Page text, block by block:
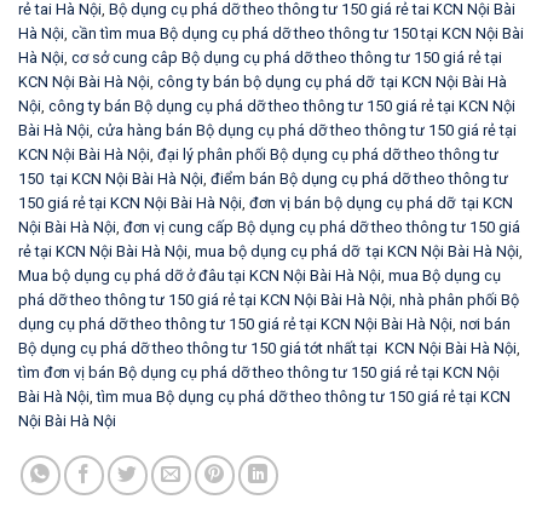
rẻ tai Hà Nội, Bộ dụng cụ phá dỡ theo thông tư 150 giá rẻ tai KCN Nội Bài
Hà Nội, cần tìm mua Bộ dụng cụ phá dỡ theo thông tư 150 tại KCN Nội Bài
Hà Nội, cơ sở cung câp Bộ dụng cụ phá dỡ theo thông tư 150 giá rẻ tại
KCN Nội Bài Hà Nội, công ty bán bộ dụng cụ phá dỡ tại KCN Nội Bài Hà
Nội, công ty bán Bộ dụng cụ phá dỡ theo thông tư 150 giá rẻ tại KCN Nội
Bài Hà Nội, cửa hàng bán Bộ dụng cụ phá dỡ theo thông tư 150 giá rẻ tại
KCN Nội Bài Hà Nội, đại lý phân phối Bộ dụng cụ phá dỡ theo thông tư
150 tại KCN Nội Bài Hà Nội, điểm bán Bộ dụng cụ phá dỡ theo thông tư
150 giá rẻ tại KCN Nội Bài Hà Nội, đơn vị bán bộ dụng cụ phá dỡ tại KCN
Nội Bài Hà Nội, đơn vị cung cấp Bộ dụng cụ phá dỡ theo thông tư 150 giá
rẻ tại KCN Nội Bài Hà Nội, mua bộ dụng cụ phá dỡ tại KCN Nội Bài Hà Nội,
Mua bộ dụng cụ phá dỡ ở đâu tại KCN Nội Bài Hà Nội, mua Bộ dụng cụ
phá dỡ theo thông tư 150 giá rẻ tại KCN Nội Bài Hà Nội, nhà phân phối Bộ
dụng cụ phá dỡ theo thông tư 150 giá rẻ tại KCN Nội Bài Hà Nội, nơi bán
Bộ dụng cụ phá dỡ theo thông tư 150 giá tớt nhất tại KCN Nội Bài Hà Nội,
tìm đơn vị bán Bộ dụng cụ phá dỡ theo thông tư 150 giá rẻ tại KCN Nội
Bài Hà Nội,tìm mua Bộ dụng cụ phá dỡ theo thông tư 150 giá rẻ tại KCN
Nội Bài Hà Nội